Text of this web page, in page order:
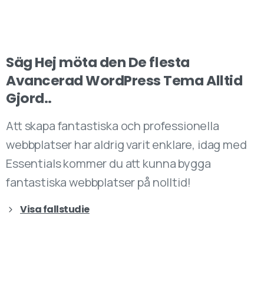
SägHejmötadenDe flesta
AvanceradWordPressTemaAlltid
Gjord..
Att skapa fantastiska och professionella
webbplatser har aldrig varit enklare, idag med
Essentials kommer du att kunna bygga
fantastiska webbplatser på nolltid!
Visa fallstudie